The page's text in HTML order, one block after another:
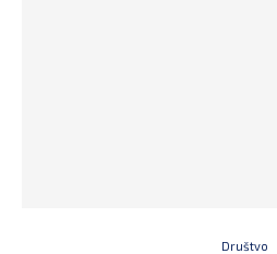
Društvo